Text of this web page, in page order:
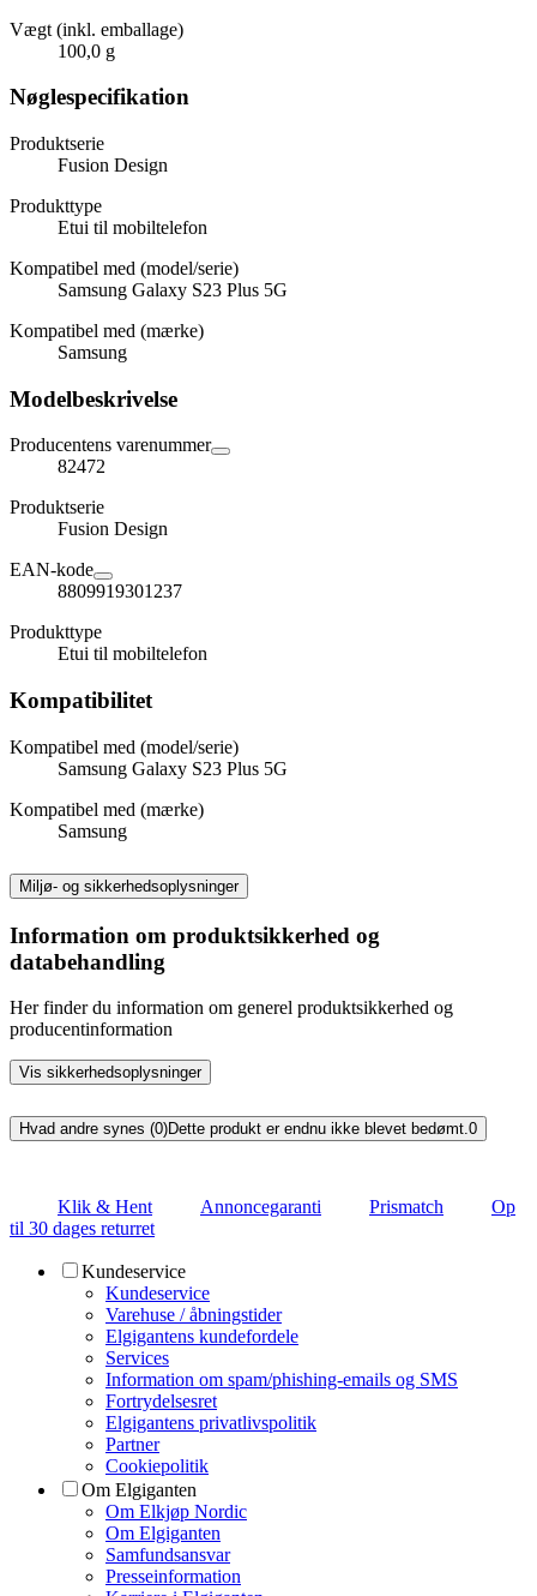
Vægt (inkl. emballage)
100,0 g
Nøglespecifikation
Produktserie
Fusion Design
Produkttype
Etui til mobiltelefon
Kompatibel med (model/serie)
Samsung Galaxy S23 Plus 5G
Kompatibel med (mærke)
Samsung
Modelbeskrivelse
Producentens varenummer
82472
Produktserie
Fusion Design
EAN-kode
8809919301237
Produkttype
Etui til mobiltelefon
Kompatibilitet
Kompatibel med (model/serie)
Samsung Galaxy S23 Plus 5G
Kompatibel med (mærke)
Samsung
Miljø- og sikkerhedsoplysninger
Information om produktsikkerhed og
databehandling
Her finder du information om generel produktsikkerhed og
producentinformation
Vis sikkerhedsoplysninger
Hvad andre synes (0)Dette produkt er endnu ikke blevet bedømt.0
Klik & Hent Annoncegaranti Prismatch
Op
til 30 dages returret
Kundeservice
Kundeservice
Varehuse / åbningstider
Elgigantens kundefordele
Services
Information om spam/phishing-emails og SMS
Fortrydelsesret
Elgigantens privatlivspolitik
Partner
Cookiepolitik
Om Elgiganten
Om Elkjøp Nordic
Om Elgiganten
Samfundsansvar
Presseinformation